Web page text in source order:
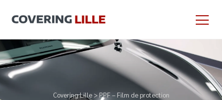
Covering Lille>PPF – Film de protection